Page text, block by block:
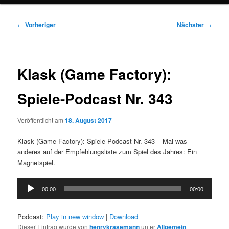
Beitragsnavigation
← Vorheriger Nächster →
Klask (Game Factory):
Spiele-Podcast Nr. 343
Veröffentlicht am18. August 2017
Klask (Game Factory): Spiele-Podcast Nr. 343 – Mal was
anderes auf der Empfehlungsliste zum Spiel des Jahres: Ein
Magnetspiel.
Audio-
Player
00:00 00:00
Podcast: Play in new window | Download
Dieser Eintrag wurde vonhenrykrasemannunterAllgemein